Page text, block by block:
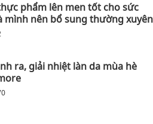
phẩm lên men tốt cho sức
mình nên bổ sung thường xuyên
ra, giải nhiệt làn da mùa hè